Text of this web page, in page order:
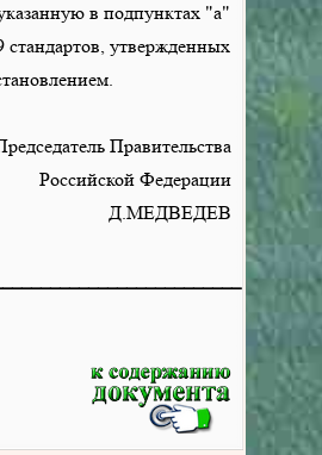
в подпунктах "а"
стандартов, утвержденных
Правительства
Российской Федерации
Д.МЕДВЕДЕВ